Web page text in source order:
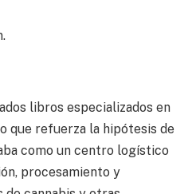
libros especializados en
que refuerza la hipótesis de
como un centro logístico
procesamiento y